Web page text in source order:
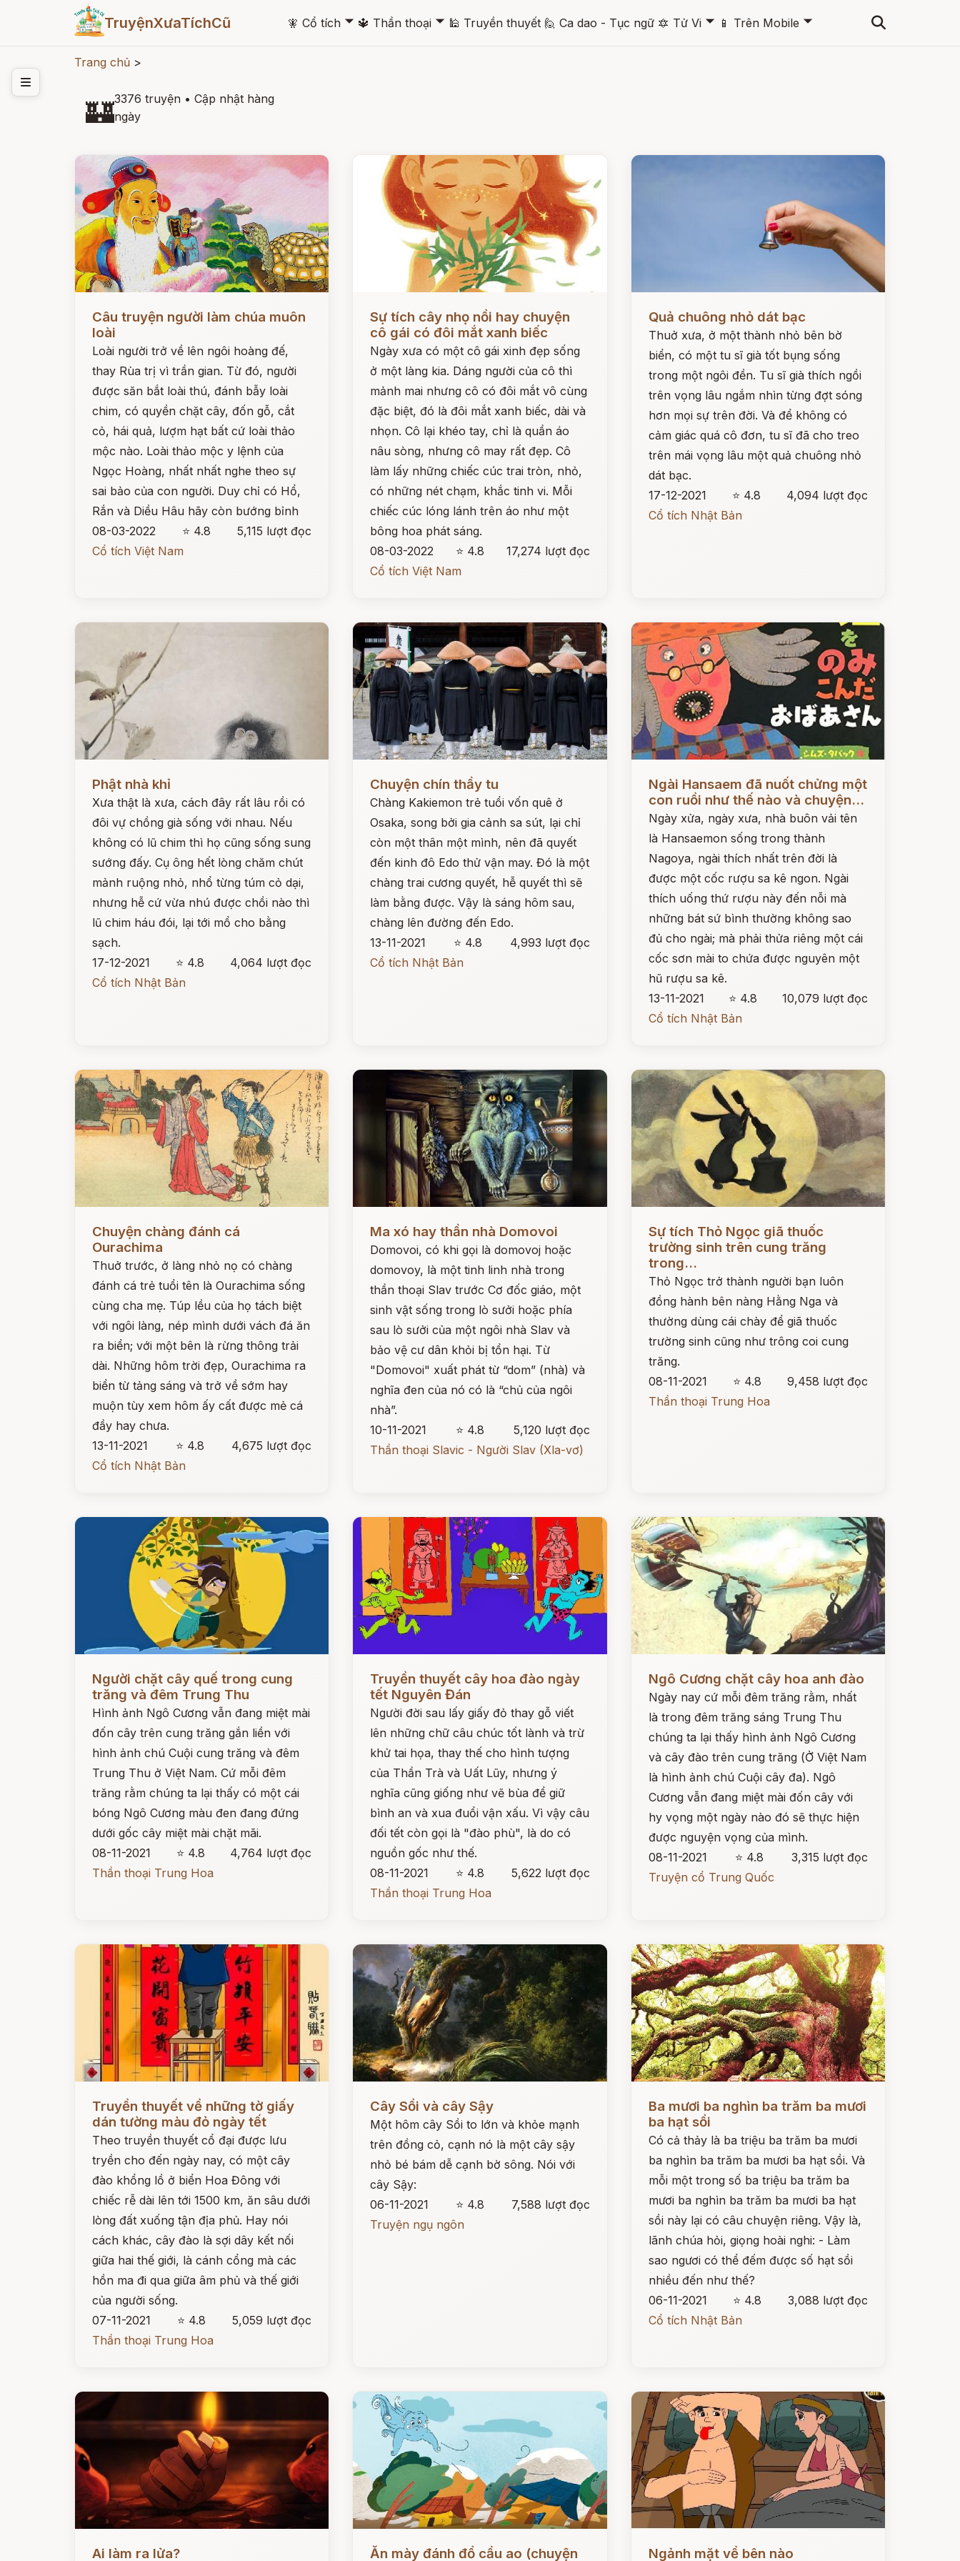
TruyệnXưaTíchCũ 🧚 Cổ tích 🞃 🔱 Thần thoại 🞃 🕌 Truyền thuyết 🙋 Ca dao - Tục ngữ 🔯 Tử Vi 🞃 📱 Trên Mobile 🞃
Trang chủ >
🏰3376 truyện • Cập nhật hàng
ngày
Câu truyện người làm chúa muôn
loài
Loài người trở về lên ngôi hoàng đế,
thay Rùa trị vì trần gian. Từ đó, người
được săn bắt loài thú, đánh bẫy loài
chim, có quyền chặt cây, đốn gỗ, cắt
cỏ, hái quả, lượm hạt bất cứ loài thảo
mộc nào. Loài thảo mộc y lệnh của
Ngọc Hoàng, nhất nhất nghe theo sự
sai bảo của con người. Duy chỉ có Hổ,
Rắn và Diều Hâu hãy còn bướng bỉnh
08-03-2022
⭐ 4.8
5,115 lượt đọc
Cổ tích Việt Nam
Sự tích cây nhọ nồi hay chuyện
cô gái có đôi mắt xanh biếc
Ngày xưa có một cô gái xinh đẹp sống
ở một làng kia. Dáng người của cô thì
mảnh mai nhưng cô có đôi mắt vô cùng
đặc biệt, đó là đôi mắt xanh biếc, dài và
nhọn. Cô lại khéo tay, chỉ là quần áo
nâu sòng, nhưng cô may rất đẹp. Cô
làm lấy những chiếc cúc trai tròn, nhỏ,
có những nét chạm, khắc tinh vi. Mỗi
chiếc cúc lóng lánh trên áo như một
bông hoa phát sáng.
08-03-2022
⭐ 4.8
17,274 lượt đọc
Cổ tích Việt Nam
Quả chuông nhỏ dát bạc
Thuở xưa, ở một thành nhỏ bên bờ
biển, có một tu sĩ già tốt bụng sống
trong một ngôi đền. Tu sĩ già thích ngồi
trên vọng lâu ngắm nhìn từng đợt sóng
hơn mọi sự trên đời. Và để không có
cảm giác quá cô đơn, tu sĩ đã cho treo
trên mái vọng lâu một quả chuông nhỏ
dát bạc.
17-12-2021
⭐ 4.8
4,094 lượt đọc
Cổ tích Nhật Bản
Phật nhà khỉ
Xưa thật là xưa, cách đây rất lâu rồi có
đôi vự chồng già sống với nhau. Nếu
không có lũ chim thì họ cũng sống sung
sướng đấy. Cụ ông hết lòng chăm chút
mảnh ruộng nhỏ, nhổ từng túm cỏ dại,
nhưng hễ cứ vừa nhú được chồi nào thì
lũ chim háu đói, lại tới mổ cho bằng
sạch.
17-12-2021
⭐ 4.8
4,064 lượt đọc
Cổ tích Nhật Bản
Chuyện chín thầy tu
Chàng Kakiemon trẻ tuổi vốn quê ở
Osaka, song bởi gia cảnh sa sút, lại chỉ
còn một thân một mình, nên đã quyết
đến kinh đô Edo thử vận may. Đó là một
chàng trai cương quyết, hễ quyết thì sẽ
làm bằng được. Vậy là sáng hôm sau,
chàng lên đường đến Edo.
13-11-2021
⭐ 4.8
4,993 lượt đọc
Cổ tích Nhật Bản
Ngài Hansaem đã nuốt chửng một
con ruồi như thế nào và chuyện...
Ngày xửa, ngày xưa, nhà buôn vải tên
là Hansaemon sống trong thành
Nagoya, ngài thích nhất trên đời là
được một cốc rượu sa kê ngon. Ngài
thích uống thứ rượu này đến nỗi mà
những bát sứ bình thường không sao
đủ cho ngài; mà phải thửa riêng một cái
cốc sơn mài to chứa được nguyên một
hũ rượu sa kê.
13-11-2021
⭐ 4.8
10,079 lượt đọc
Cổ tích Nhật Bản
Chuyện chàng đánh cá
Ourachima
Thuở trước, ở làng nhỏ nọ có chàng
đánh cá trẻ tuổi tên là Ourachima sống
cùng cha mẹ. Túp lều của họ tách biệt
với ngôi làng, nép mình dưới vách đá ăn
ra biển; với một bên là rừng thông trải
dài. Những hôm trời đẹp, Ourachima ra
biển từ tảng sáng và trở về sớm hay
muộn tùy xem hôm ấy cất được mẻ cá
đầy hay chưa.
13-11-2021
⭐ 4.8
4,675 lượt đọc
Cổ tích Nhật Bản
Ma xó hay thần nhà Domovoi
Domovoi, có khi gọi là domovoj hoặc
domovoy, là một tinh linh nhà trong
thần thoại Slav trước Cơ đốc giáo, một
sinh vật sống trong lò sưởi hoặc phía
sau lò sưởi của một ngôi nhà Slav và
bảo vệ cư dân khỏi bị tổn hại. Từ
"Domovoi" xuất phát từ “dom” (nhà) và
nghĩa đen của nó có là “chủ của ngôi
nhà”.
10-11-2021
⭐ 4.8
5,120 lượt đọc
Thần thoại Slavic - Người Slav (Xla-vơ)
Sự tích Thỏ Ngọc giã thuốc
trường sinh trên cung trăng
trong...
Thỏ Ngọc trở thành người bạn luôn
đồng hành bên nàng Hằng Nga và
thường dùng cái chày để giã thuốc
trường sinh cũng như trông coi cung
trăng.
08-11-2021
⭐ 4.8
9,458 lượt đọc
Thần thoại Trung Hoa
Người chặt cây quế trong cung
trăng và đêm Trung Thu
Hình ảnh Ngô Cương vẫn đang miệt mài
đốn cây trên cung trăng gắn liền với
hình ảnh chú Cuội cung trăng và đêm
Trung Thu ở Việt Nam. Cứ mỗi đêm
trăng rằm chúng ta lại thấy có một cái
bóng Ngô Cương màu đen đang đứng
dưới gốc cây miệt mài chặt mãi.
08-11-2021
⭐ 4.8
4,764 lượt đọc
Thần thoại Trung Hoa
Đọc ngay
Truyền thuyết cây hoa đào ngày
tết Nguyên Đán
Người đời sau lấy giấy đỏ thay gỗ viết
lên những chữ câu chúc tốt lành và trừ
khử tai họa, thay thế cho hình tượng
của Thần Trà và Uất Lũy, nhưng ý
nghĩa cũng giống như vẽ bùa để giữ
bình an và xua đuổi vận xấu. Vì vậy câu
đối tết còn gọi là "đào phù", là do có
nguồn gốc như thế.
08-11-2021
⭐ 4.8
5,622 lượt đọc
Thần thoại Trung Hoa
Ngô Cương chặt cây hoa anh đào
Ngày nay cứ mỗi đêm trăng rằm, nhất
là trong đêm trăng sáng Trung Thu
chúng ta lại thấy hình ảnh Ngô Cương
và cây đào trên cung trăng (Ở Việt Nam
là hình ảnh chú Cuội cây đa). Ngô
Cương vẫn đang miệt mài đốn cây với
hy vọng một ngày nào đó sẽ thực hiện
được nguyện vọng của mình.
08-11-2021
⭐ 4.8
3,315 lượt đọc
Truyện cổ Trung Quốc
Đọc ngay
Truyền thuyết về những tờ giấy
dán tường màu đỏ ngày tết
Theo truyền thuyết cổ đại được lưu
tryền cho đến ngày nay, có một cây
đào khổng lồ ở biển Hoa Đông với
chiếc rễ dài lên tới 1500 km, ăn sâu dưới
lòng đất xuống tận địa phủ. Hay nói
cách khác, cây đào là sợi dây kết nối
giữa hai thế giới, là cánh cổng mà các
hồn ma đi qua giữa âm phủ và thế giới
của người sống.
07-11-2021
⭐ 4.8
5,059 lượt đọc
Thần thoại Trung Hoa
Cây Sồi và cây Sậy
Một hôm cây Sồi to lớn và khỏe mạnh
trên đồng cỏ, cạnh nó là một cây sậy
nhỏ bé bám dễ cạnh bờ sông. Nói với
cây Sậy:
06-11-2021
⭐ 4.8
7,588 lượt đọc
Truyện ngụ ngôn
Ba mươi ba nghìn ba trăm ba mươi
ba hạt sồi
Có cả thảy là ba triệu ba trăm ba mươi
ba nghìn ba trăm ba mươi ba hạt sồi. Và
mỗi một trong số ba triệu ba trăm ba
mươi ba nghìn ba trăm ba mươi ba hạt
sồi này lại có câu chuyện riêng. Vậy là,
lãnh chúa hỏi, giọng hoài nghi: - Làm
sao ngươi có thể đếm được số hạt sồi
nhiều đến như thế?
06-11-2021
⭐ 4.8
3,088 lượt đọc
Cổ tích Nhật Bản
Ai làm ra lửa?
Đọc ngay
Ăn mày đánh đổ cầu ao (chuyện Ngảnh mặt về bên nào